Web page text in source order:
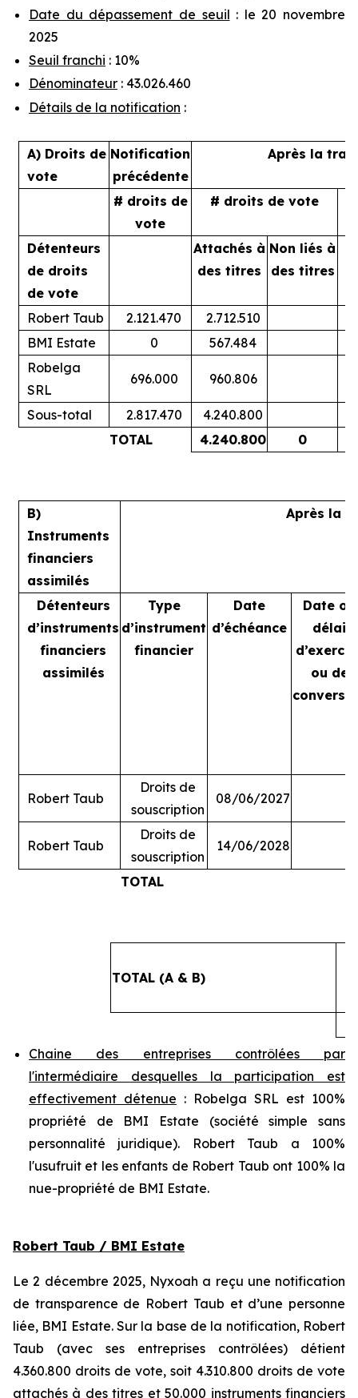
Date du dépassement de seuil : le 20 novembre
2025
Seuil franchi : 10%
Dénominateur : 43.026.460
Détails de la notification :
A) Droits de
vote
Notification
précédente
Après la
# droits de
vote
# droits de vote
Détenteurs
de droits
de vote
Attachés à
des titres
Non liés à
des titres
Robert Taub 2.121.470
2.712.510
BMI Estate
0
567.484
Robelga
SRL
696.000 960.806
Sous-total 2.817.470
4.240.800
TOTAL
4.240.800 0
B)
Instruments
financiers
assimilés
Après la
Détenteurs
d’instruments
financiers
assimilés
Type
d’instrument
financier
Date
d’échéance
Date ou
délai
ou de
Robert Taub
Droits de
souscription
08/06/2027
Robert Taub
Droits de
souscription
14/06/2028
TOTAL
TOTAL (A & B)
Chaine des entreprises contrôlées par
l'intermédiaire desquelles la participation est
effectivement détenue : Robelga SRL est 100%
propriété de BMI Estate (société simple sans
personnalité juridique). Robert Taub a 100%
l'usufruit et les enfants de Robert Taub ont 100% la
nue-propriété de BMI Estate.
Robert Taub / BMI Estate
Le 2 décembre 2025, Nyxoah a reçu une notification
de transparence de Robert Taub et d’une personne
liée, BMI Estate. Sur la base de la notification, Robert
Taub (avec ses entreprises contrôlées) détient
4.360.800 droits de vote, soit 4.310.800 droits de vote
attachés à des titres et 50.000 instruments financiers